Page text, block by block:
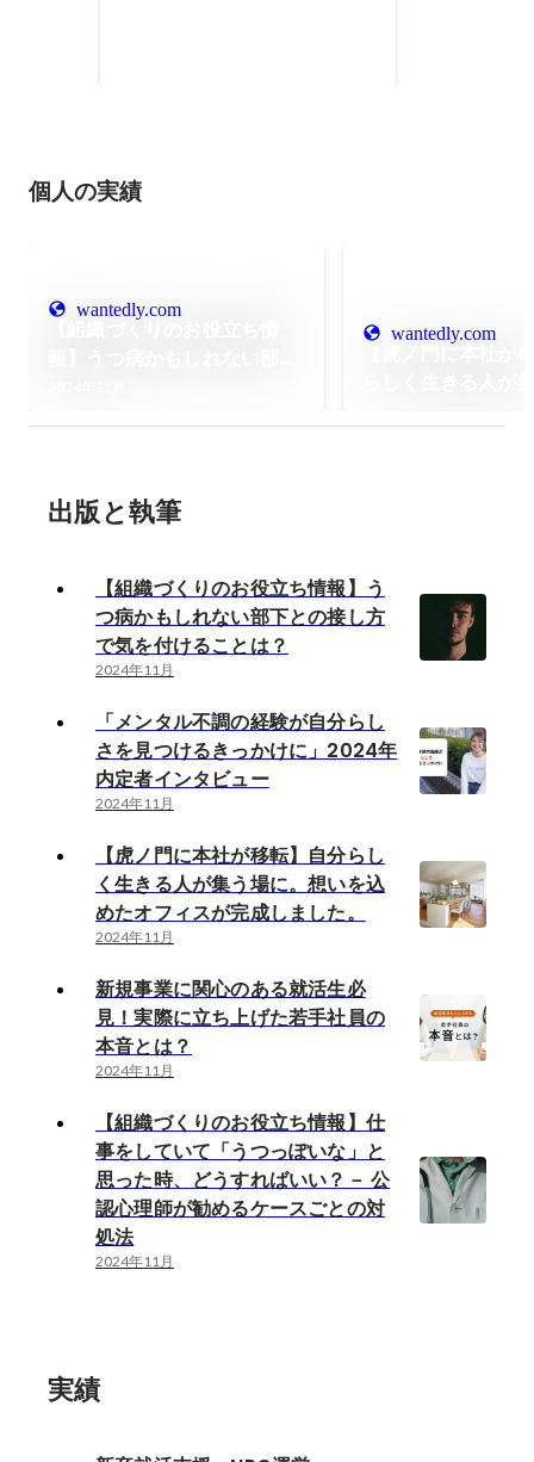
己理解を通じた意思決定の支援を
してきた。 その中でも運営側とし
んだ。
個人の実績
wantedly.com
wantedly.com
出版と執筆
【組織づくりのお役立ち情報】う
つ病かもしれない部下との接し方
で気を付けることは？
2024年11月
「メンタル不調の経験が自分らし
さを見つけるきっかけに」2024年
内定者インタビュー
2024年11月
【虎ノ門に本社が移転】自分らし
く生きる人が集う場に。想いを込
めたオフィスが完成しました。
2024年11月
新規事業に関心のある就活生必
見！実際に立ち上げた若手社員の
本音とは？
2024年11月
【組織づくりのお役立ち情報】仕
事をしていて「うつっぽいな」と
思った時、どうすればいい？－ 公
認心理師が勧めるケースごとの対
処法
2024年11月
実績